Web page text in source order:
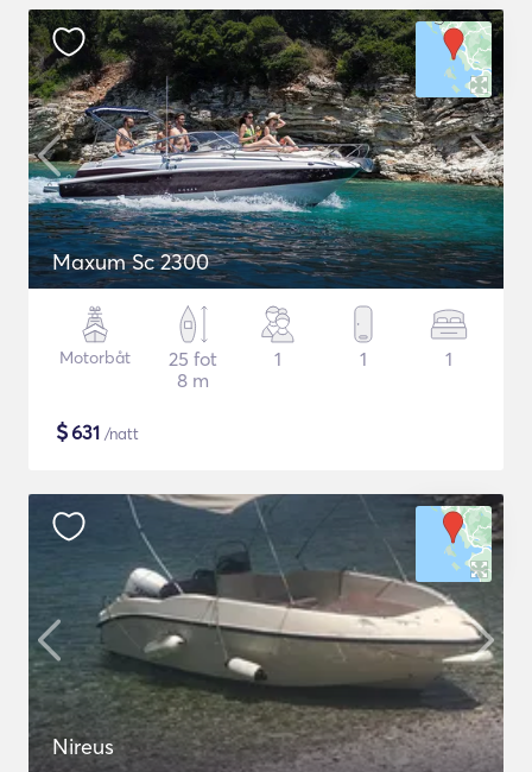
Maxum Sc 2300
Motorbåt
25 fot
8 m
1 1 1
$631 /natt
Nireus